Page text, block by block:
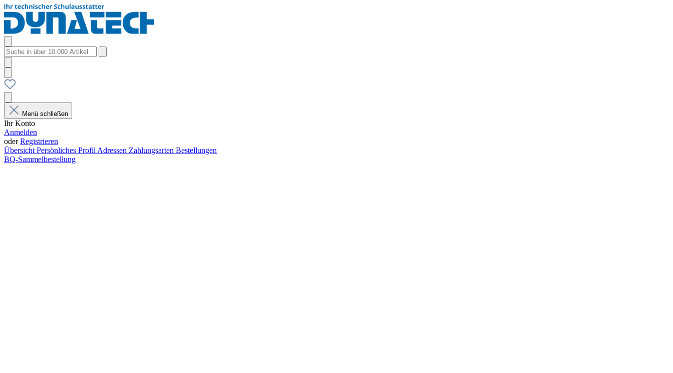
Menü schließen
Ihr Konto
Anmelden
oderRegistrieren
Übersicht Persönliches Profil Adressen Zahlungsarten Bestellungen
BQ-Sammelbestellung